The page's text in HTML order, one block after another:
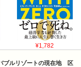
¥1,782
ブルリゾートの現在地 区